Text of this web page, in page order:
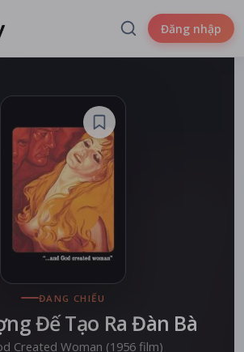
Đăng nhập
ĐANG CHIẾU
Đế Tạo Ra Đàn Bà
Created Woman (1956 film)